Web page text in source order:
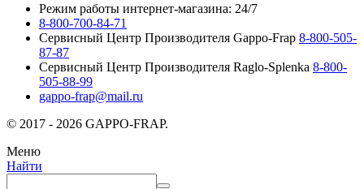
Режим работы интернет-магазина: 24/7
8-800-700-84-71
Сервисный Центр Производителя Gappo-Frap 8-800-505-
87-87
Сервисный Центр Производителя Raglo-Splenka 8-800-
505-88-99
gappo-frap@mail.ru
© 2017 - 2026 GAPPO-FRAP.
Меню
Найти